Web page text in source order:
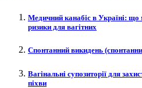
Медичний канабіс в Україні: що
ризики для вагітних
Спонтанний викидень
Вагінальні супозиторії для
піхви